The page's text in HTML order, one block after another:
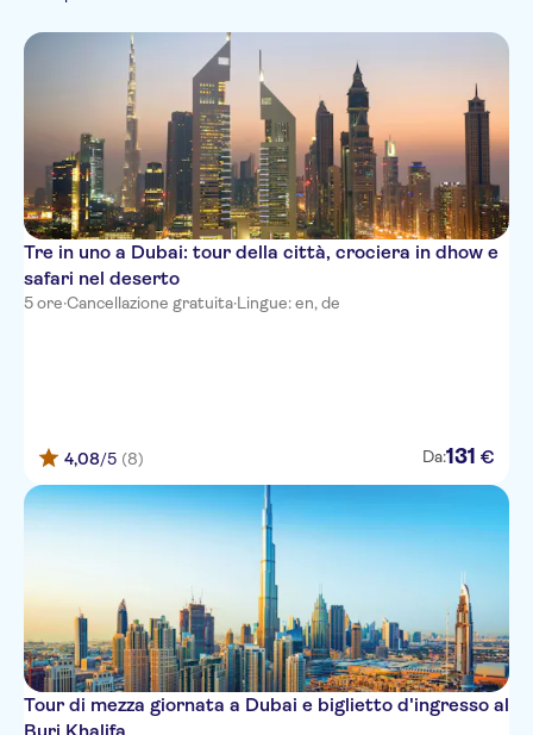
Tour con audioguida
Luogo esclusivo
Gratis per i bambini
Mercati e
artigianato
Visite ai
monumenti
Musei e gallerie
d'arte
Food & Drink
ristorazione
BarcheHop-On Hop-Off
Parchi acquatici
Portoghese
Russo
Giapponese
Cinese
Tre in uno a Dubai: tour della città, crociera in dhow e
safari nel deserto
5 ore·Cancellazione gratuita·Lingue: en, de
4,08/5 (8) Da:131 €
Tour di mezza giornata a Dubai e biglietto d'ingresso al